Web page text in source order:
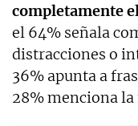
completamente
el 64% señala
distracciones o
36% apunta a
28% menciona